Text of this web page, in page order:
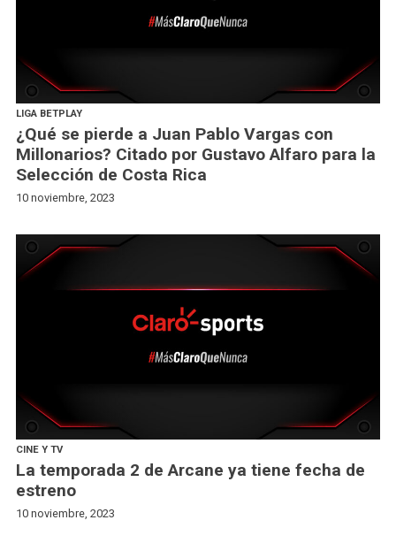
LIGA BETPLAY
¿Qué se pierde a Juan Pablo Vargas con
Millonarios? Citado por Gustavo Alfaro para la
Selección de Costa Rica
10 noviembre, 2023
CINE Y TV
La temporada 2 de Arcane ya tiene fecha de
estreno
10 noviembre, 2023